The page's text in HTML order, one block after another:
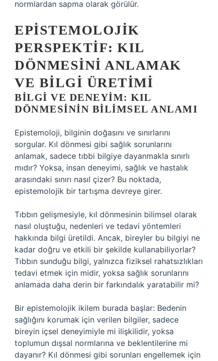
normlardan sapma olarak görülür.
EPISTEMOLOJIK
PERSPEKTIF: KIL
DÖNMESINI ANLAMAK
VE BILGI ÜRETIMI
BILGI VE DENEYIM: KIL
DÖNMESININ BILIMSEL ANLAMI
Epistemoloji, bilginin doğasını ve sınırlarını
sorgular. Kıl dönmesi gibi sağlık sorunlarını
anlamak, sadece tıbbi bilgiye dayanmakla sınırlı
mıdır? Yoksa, insan deneyimi, sağlık ve hastalık
arasındaki sınırı nasıl çizer? Bu noktada,
epistemolojik bir tartışma devreye girer.
Tıbbın gelişmesiyle, kıl dönmesinin bilimsel olarak
nasıl oluştuğu, nedenleri ve tedavi yöntemleri
hakkında bilgi üretildi. Ancak, bireyler bu bilgiyi ne
kadar doğru ve etkili bir şekilde kullanabiliyorlar?
Tıbbın sunduğu bilgi, yalnızca fiziksel rahatsızlıkları
tedavi etmek için midir, yoksa sağlık sorunlarını
anlamada daha derin bir farkındalık yaratabilir mi?
Bir epistemolojik ikilem burada başlar: Bedenin
sağlığını korumak için verilen bilgiler, sadece
bireyin içsel deneyimiyle mi ilişkilidir, yoksa
toplumun dışsal normlarına ve beklentilerine mi
dayanır? Kıl dönmesi gibi sorunları engellemek için